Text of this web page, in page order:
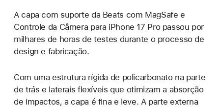
A capa com suporte da Beats com MagSafe e
Controle da Câmera para iPhone 17 Pro passou por
milhares de horas de testes durante o processo de
design e fabricação.
Com uma estrutura rígida de policarbonato na parte
de trás e laterais flexíveis que otimizam a absorção
de impactos, a capa é fina e leve. A parte externa